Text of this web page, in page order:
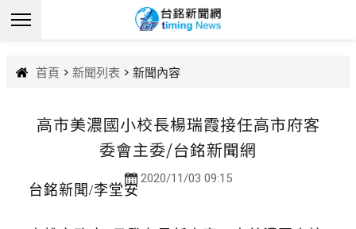
首頁 > 新聞列表 > 新聞內容
高市美濃國小校長楊瑞霞接任高市府客
委會主委/台銘新聞網
2020/11/03 09:15
台銘新聞/李堂安